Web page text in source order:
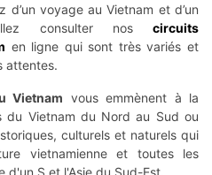
voyage au Vietnam et d’un
consulter nos circuits
en ligne qui sont très variés et
attentes.
Vietnam vous emmènent à la
du Vietnam du Nord au Sud ou
culturels et naturels qui
vietnamienne et toutes les